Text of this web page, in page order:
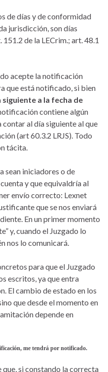
de días y de conformidad
jurisdicción, son días
de la LECrim.; art. 48.1
acepte la notificación
que está notificado, si bien
a la fecha de
contiene algún
al día siguiente al que
(art 60.3.2 LRJS). Todo
tácita.
sean iniciadores o de
y que equivaldría al
envío correcto: Lexnet
que se nos enviará
En un primer momento
y, cuando el Juzgado lo
nos lo comunicará.
para que el Juzgado
escritos, ya que entra
El cambio de estado en los
que desde el momento en
depende en
me tendrá por notificado.
que, si constando la correcta